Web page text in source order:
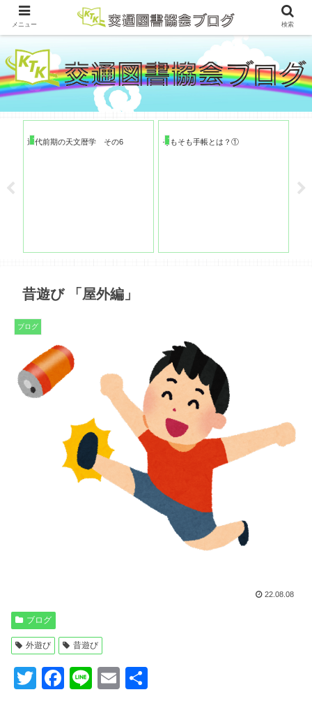
ブログ
近代前期の天文暦学 その6 ブログ
そもそも手帳とは？①
昔遊び 「屋外編」
ブログ
22.08.08
ブログ
外遊び 昔遊び
T
F
Li
E
メニュー 検索